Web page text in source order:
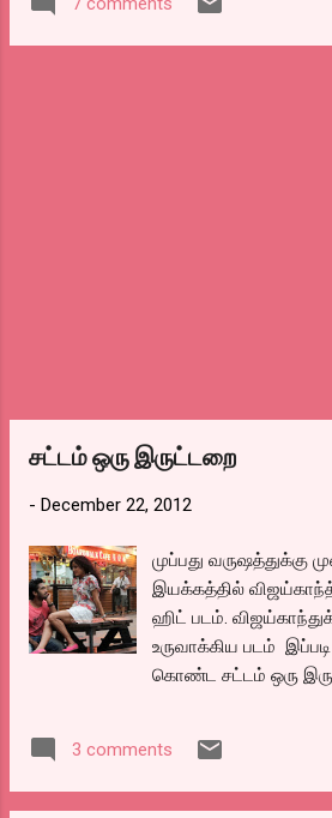
எந்தவிதமான
சட்டம் ஒரு இருட்டறை
- December 22, 2012
முப்பது வருஷத்துக்கு
இயக்கத்தில்
ஹிட் படம்.
உருவாக்கிய படம்
கொண்ட சட்டம் ஒரு
3 comments